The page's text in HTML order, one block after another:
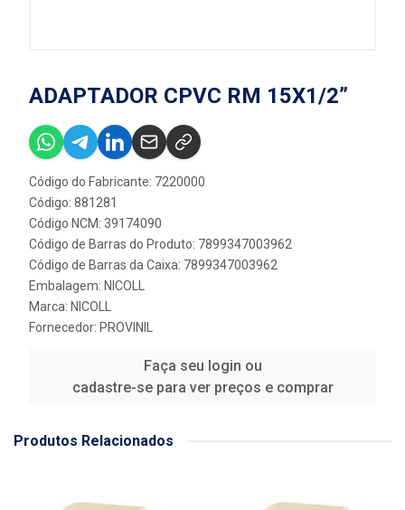
ADAPTADOR CPVC RM 15X1/2”
Código do Fabricante: 7220000
Código: 881281
Código NCM: 39174090
Código de Barras do Produto: 7899347003962
Código de Barras da Caixa: 7899347003962
Embalagem: NICOLL
Marca: NICOLL
Fornecedor: PROVINIL
Faça seu login ou
cadastre-se para ver preços e comprar
Produtos Relacionados